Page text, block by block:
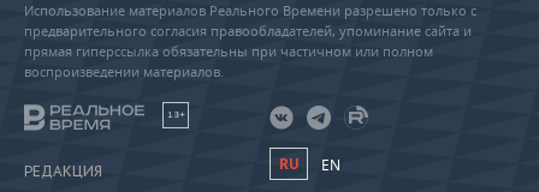
Использование материалов Реального Времени разрешено только с
предварительного согласия правообладателей, упоминание сайта и
прямая гиперссылка обязательны при частичном или полном
воспроизведении материалов.
18+
РЕДАКЦИЯ
RU EN